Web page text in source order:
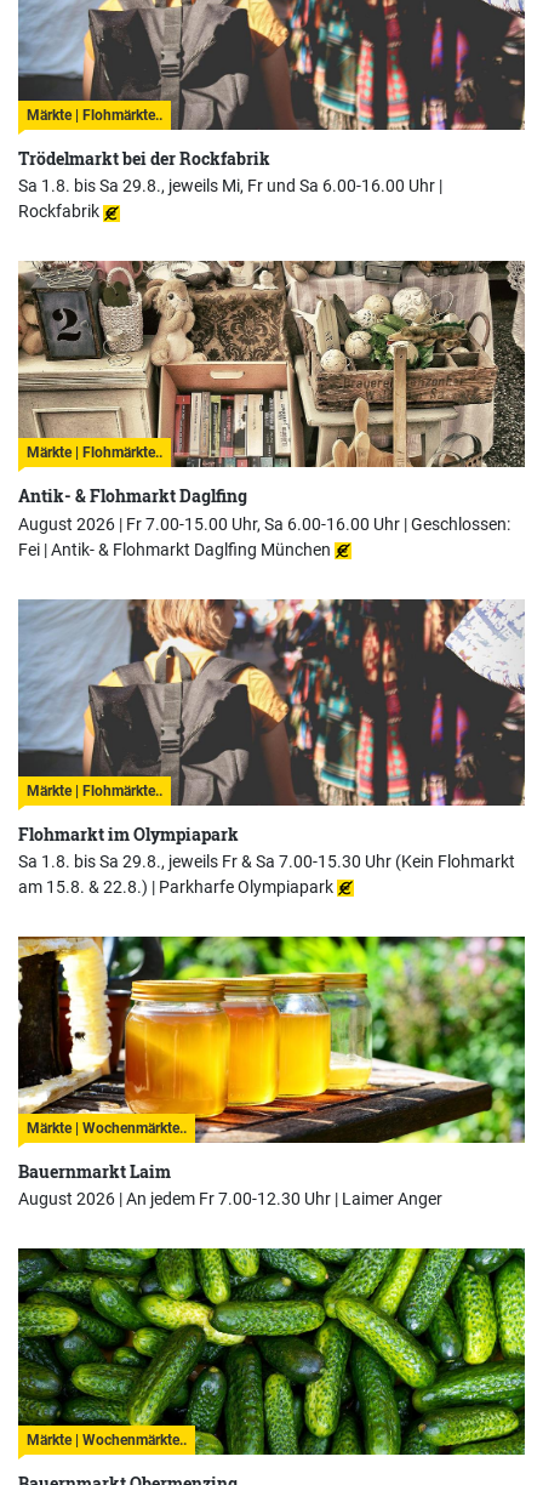
Märkte | Flohmärkte..
Trödelmarkt bei der Rockfabrik
Sa 1.8. bis Sa 29.8., jeweils Mi, Fr und Sa 6.00-16.00 Uhr |
Rockfabrik
Märkte | Flohmärkte..
Antik- & Flohmarkt Daglfing
August 2026 | Fr 7.00-15.00 Uhr, Sa 6.00-16.00 Uhr | Geschlossen:
Fei |Antik- & Flohmarkt Daglfing München
Märkte | Flohmärkte..
Flohmarkt im Olympiapark
Sa 1.8. bis Sa 29.8., jeweils Fr & Sa 7.00-15.30 Uhr (Kein Flohmarkt
am 15.8. & 22.8.) | Parkharfe Olympiapark
Märkte | Wochenmärkte..
Bauernmarkt Laim
August 2026 | An jedem Fr 7.00-12.30 Uhr | Laimer Anger
Märkte | Wochenmärkte..